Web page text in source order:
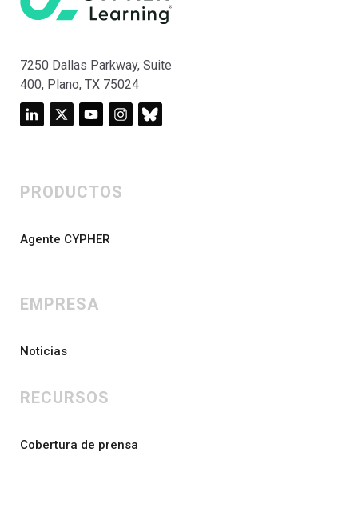
7250 Dallas Parkway, Suite
400, Plano, TX 75024
PRODUCTOS
Agente CYPHER
EMPRESA
Noticias
RECURSOS
Cobertura de prensa